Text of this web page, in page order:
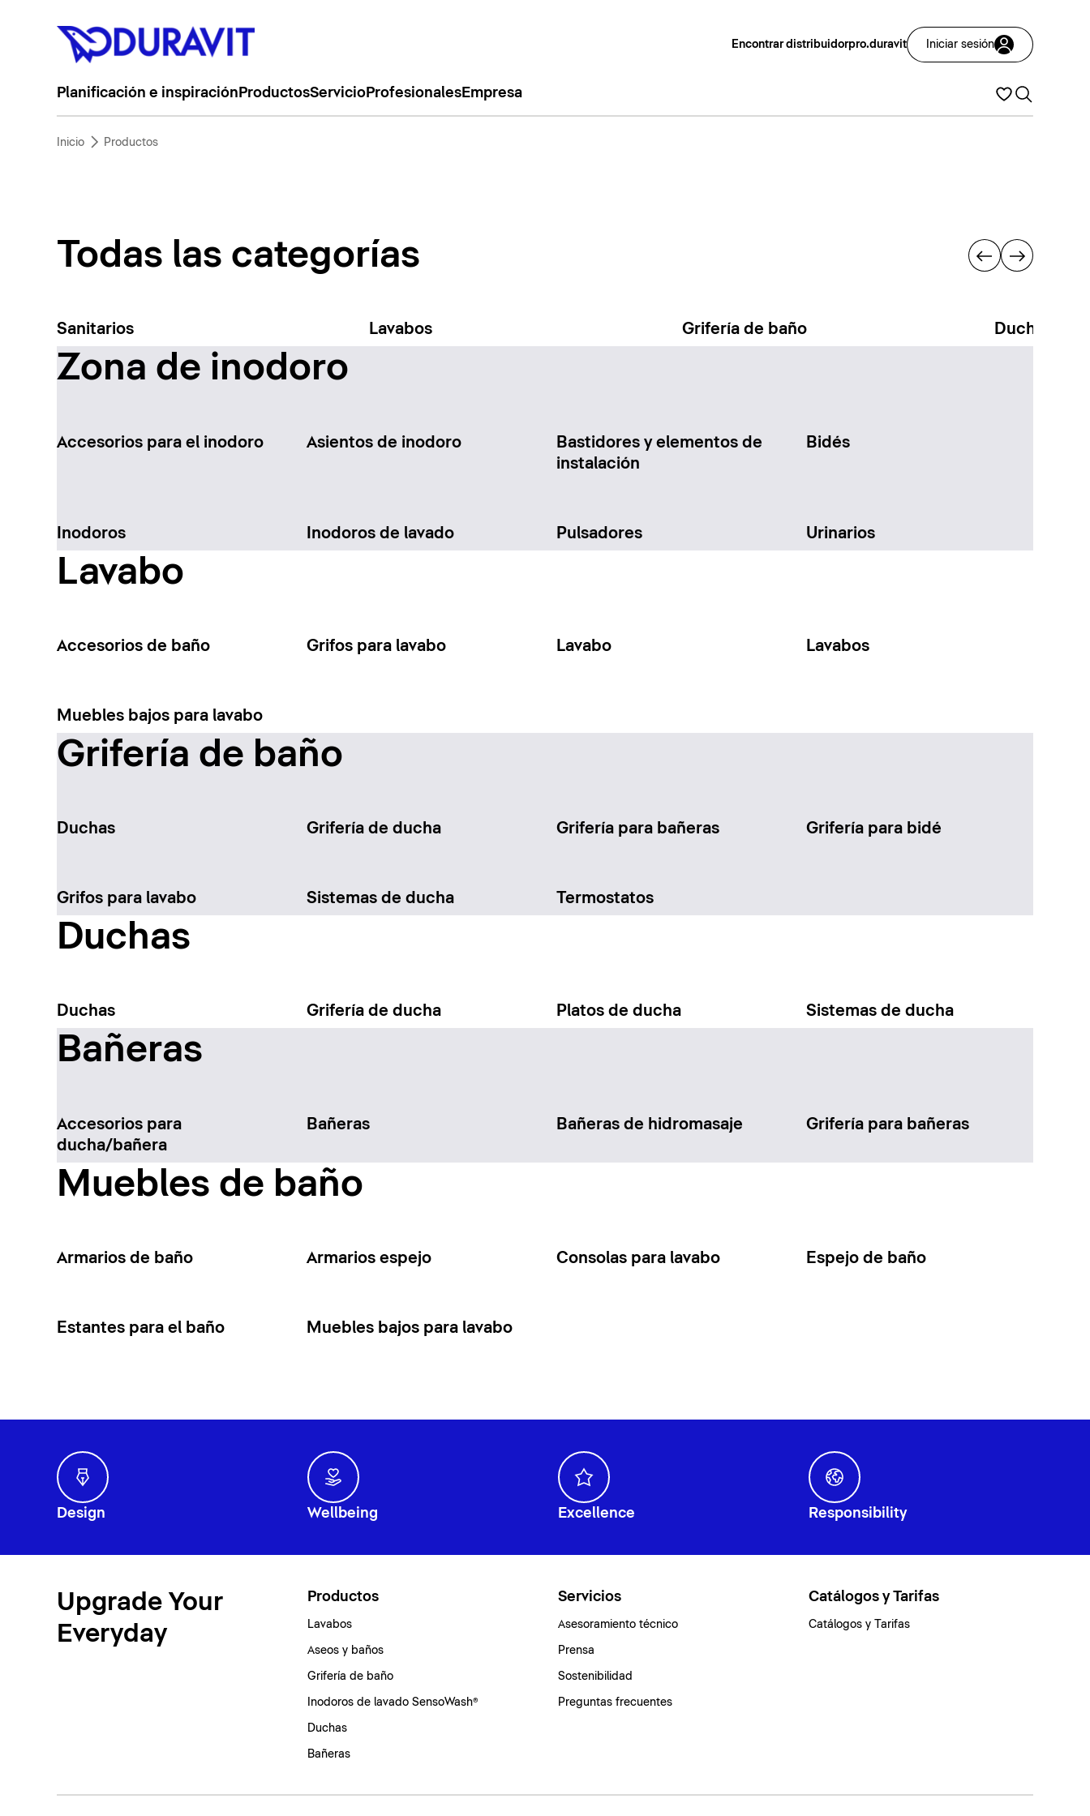
Encontrar distribuidorpro.duravit Iniciar sesión
Planificación e inspiración ProductosServicioProfesionalesEmpresa
Inicio Productos
Todas las categorías
Sanitarios Lavabos Grifería de baño Duchas
Zona de inodoro
Accesorios para el inodoro Asientos de inodoro
Bastidores y elementos de
instalación
Bidés
Inodoros Inodoros de lavado Pulsadores Urinarios
Lavabo
Accesorios de baño Grifos para lavabo Lavabo Lavabos
Muebles bajos para lavabo
Grifería de baño
Duchas Grifería de ducha Grifería para bañeras Grifería para bidé
Grifos para lavabo Sistemas de ducha Termostatos
Duchas
Duchas Grifería de ducha Platos de ducha Sistemas de ducha
Bañeras
Accesorios para
ducha/bañera
Bañeras Bañeras de hidromasaje Grifería para bañeras
Muebles de baño
Armarios de baño Armarios espejo Consolas para lavabo Espejo de baño
Estantes para el baño Muebles bajos para lavabo
Design Wellbeing Excellence Responsibility
Upgrade Your
Everyday
Productos
Lavabos
Aseos y baños
Grifería de baño
Inodoros de lavado SensoWash®
Duchas
Bañeras
Servicios
Asesoramiento técnico
Prensa
Sostenibilidad
Preguntas frecuentes
Catálogos y Tarifas
Catálogos y Tarifas